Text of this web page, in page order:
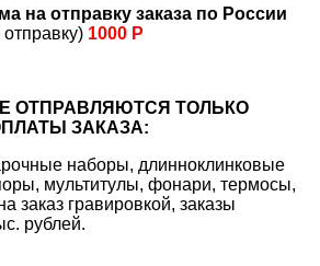
на отправку заказа по России
1000 Р
ОТПРАВЛЯЮТСЯ ТОЛЬКО
ЗАКАЗА:
наборы, длинноклинковые
мультитулы, фонари, термосы,
заказ гравировкой, заказы
рублей.